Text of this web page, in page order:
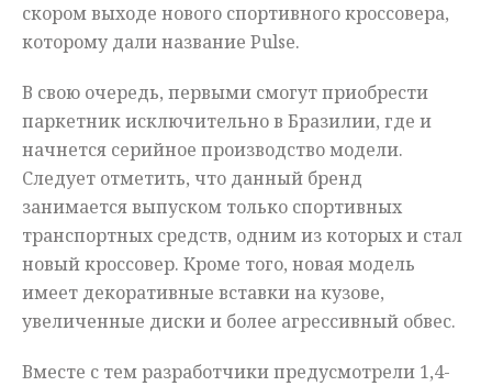
скором выходе нового спортивного кроссовера,
которому дали название Pulse.
В свою очередь, первыми смогут приобрести
паркетник исключительно в Бразилии, где и
начнется серийное производство модели.
Следует отметить, что данный бренд
занимается выпуском только спортивных
транспортных средств, одним из которых и стал
новый кроссовер. Кроме того, новая модель
имеет декоративные вставки на кузове,
увеличенные диски и более агрессивный обвес.
Вместе с тем разработчики предусмотрели 1,4-